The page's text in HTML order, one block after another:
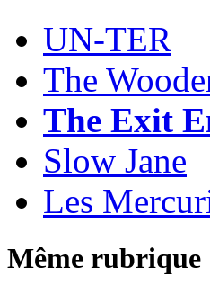
UN-TER
The
The Exit
Slow Jane
Les
Même rubrique